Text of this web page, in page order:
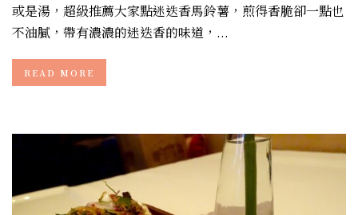
或是湯，超級推薦大家點迷迭香馬鈴薯，煎得香脆卻一點也
不油膩，帶有濃濃的迷迭香的味道，...
READ MORE